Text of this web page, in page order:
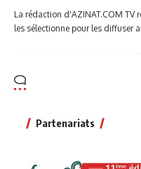
La rédaction d'AZINAT.COM TV
les sélectionne pour les diffuser
Partenariats